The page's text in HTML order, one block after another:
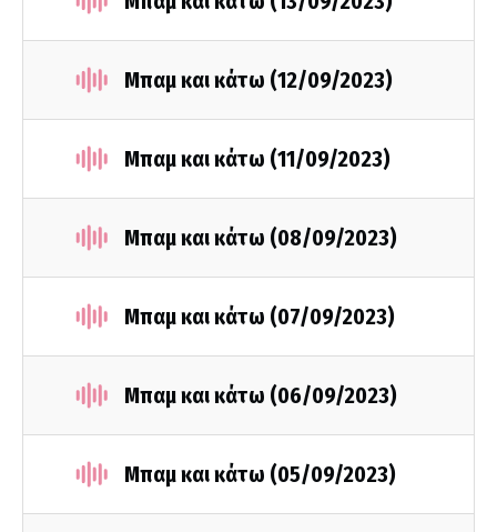
Μπαμ και κάτω (12/09/2023)
Μπαμ και κάτω (11/09/2023)
Μπαμ και κάτω (08/09/2023)
Μπαμ και κάτω (07/09/2023)
Μπαμ και κάτω (06/09/2023)
Μπαμ και κάτω (05/09/2023)